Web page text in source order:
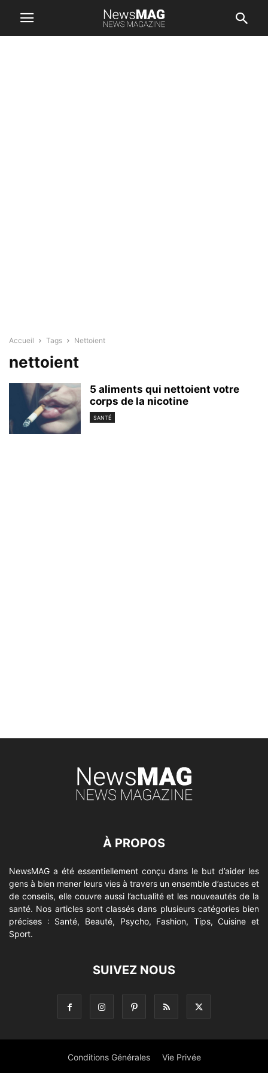
Accueil Tags Nettoient
nettoient
5 aliments qui nettoient votre
corps de la nicotine
SANTÉ
À PROPOS
NewsMAG a été essentiellement conçu dans le but d’aider les
gens à bien mener leurs vies à travers un ensemble d’astuces et
de conseils, elle couvre aussi l’actualité et les nouveautés de la
santé. Nos articles sont classés dans plusieurs catégories bien
précises : Santé, Beauté, Psycho, Fashion, Tips, Cuisine et
Sport.
SUIVEZ NOUS
Conditions Générales Vie Privée